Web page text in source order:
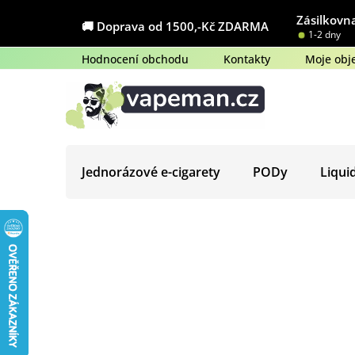
obsah
🚚 Doprava od 1500,-Kč ZDARMA
1-2 dny
Hodnocení obchodu Kontakty Moje
Jednorázové e-cigarety PODy